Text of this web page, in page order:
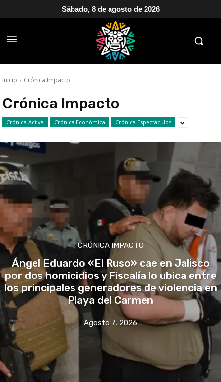
Sábado, 8 de agosto de 2026
Inicio Crónica Impacto
Crónica Impacto
Crónica Activa Crónica Económica Crónica Espectáculos
CRÓNICA IMPACTO
Ángel Eduardo «El Ruso» cae en Jalisco
por dos homicidios y Fiscalía lo ubica entre
los principales generadores de violencia en
Playa del Carmen
Agosto 7, 2026